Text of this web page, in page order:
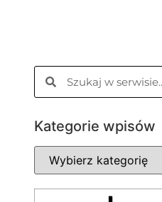
Kategorie wpisów